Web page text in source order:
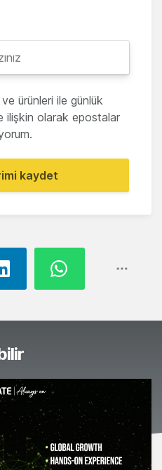
ürünleri ile günlük
ilişkin olarak epostalar
kaydet